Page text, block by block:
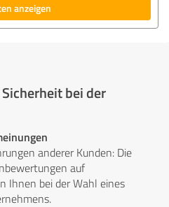
anzeigen
bei der
anderer Kunden: Die
auf
Ihnen bei der Wahl eines